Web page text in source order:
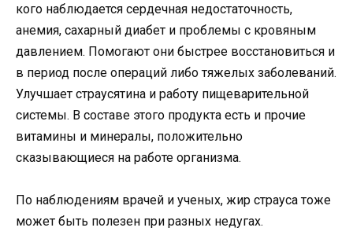
кого наблюдается сердечная недостаточность,
анемия, сахарный диабет и проблемы с кровяным
давлением. Помогают они быстрее восстановиться и
в период после операций либо тяжелых заболеваний.
Улучшает страусятина и работу пищеварительной
системы. В составе этого продукта есть и прочие
витамины и минералы, положительно
сказывающиеся на работе организма.
По наблюдениям врачей и ученых, жир страуса тоже
может быть полезен при разных недугах.